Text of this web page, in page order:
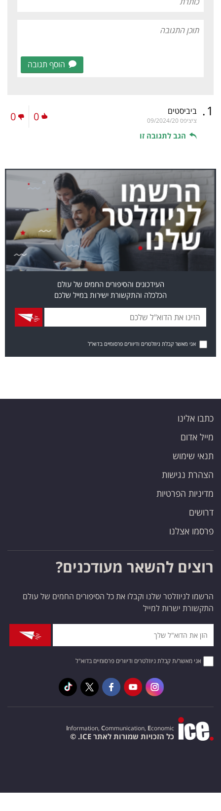
הוסף תגובה
1
. ביביסטים
ציציפס 09/2024/20
הגב לתגובה זו
0
0
העידכונים והסיפורים החמים של עולם
הכלכלה והתקשורת ישירות במייל שלכם
אני מאשר קבלת ניוזלטרים ודיוורים פרסומיים בדוא"ל
כתבו אלינו
מייל אדום
תנאי שימוש
הצהרת נגישות
מדיניות הפרטיות
דרושים
פרסמו אצלנו
רוצים להשאר מעודכנים?
הרשמו לניוזלטר שלנו וקבלו את כל הסיפורים החמים של עולם
התקשורת ישרות למייל
אני מאשר/ת קבלת ניוזלטרים ודיוורים פרסומיים בדוא"ל
Information, Communication, Economic
כל הזכויות שמורות לאתר ICE. ©